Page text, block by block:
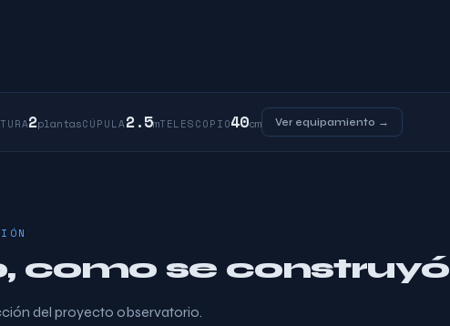
2plantasCÚPULA2.5mTELESCOPIO40cm Ver equipamiento →
como se construyó
del proyecto observatorio.